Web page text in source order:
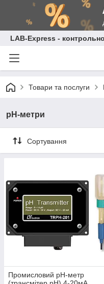
LAB-Express -
Товари та послуги
pH-метри
Сортування
Промисловий pH-метр